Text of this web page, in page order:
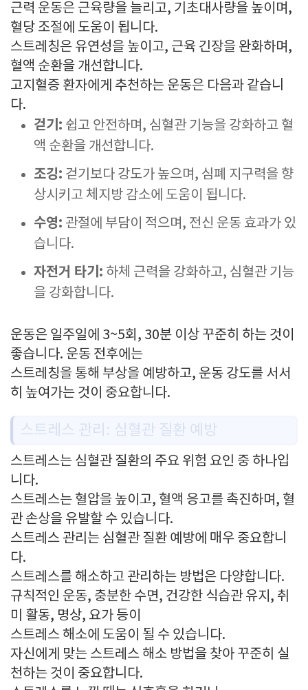
근력 운동은 근육량을 늘리고, 기초대사량을 높이며,
혈당 조절에 도움이 됩니다.
스트레칭은 유연성을 높이고, 근육 긴장을 완화하며,
혈액 순환을 개선합니다.
고지혈증 환자에게 추천하는 운동은 다음과 같습니
다.
걷기: 쉽고 안전하며, 심혈관 기능을 강화하고 혈
액 순환을 개선합니다.
조깅: 걷기보다 강도가 높으며, 심폐 지구력을 향
상시키고 체지방 감소에 도움이 됩니다.
수영: 관절에 부담이 적으며, 전신 운동 효과가 있
습니다.
자전거 타기: 하체 근력을 강화하고, 심혈관 기능
을 강화합니다.
운동은 일주일에 3~5회, 30분 이상 꾸준히 하는 것이
좋습니다. 운동 전후에는
스트레칭을 통해 부상을 예방하고, 운동 강도를 서서
히 높여가는 것이 중요합니다.
스트레스 관리: 심혈관 질환 예방
스트레스는 심혈관 질환의 주요 위험 요인 중 하나입
니다.
스트레스는 혈압을 높이고, 혈액 응고를 촉진하며, 혈
관 손상을 유발할 수 있습니다.
스트레스 관리는 심혈관 질환 예방에 매우 중요합니
다.
스트레스를 해소하고 관리하는 방법은 다양합니다.
규칙적인 운동, 충분한 수면, 건강한 식습관 유지, 취
미 활동, 명상, 요가 등이
스트레스 해소에 도움이 될 수 있습니다.
자신에게 맞는 스트레스 해소 방법을 찾아 꾸준히 실
천하는 것이 중요합니다.